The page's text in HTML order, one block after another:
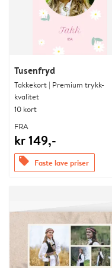
Tusenfryd
Takkekort | Premium trykk-
kvalitet
10 kort
FRA
kr 149,-
offers Faste lave priser